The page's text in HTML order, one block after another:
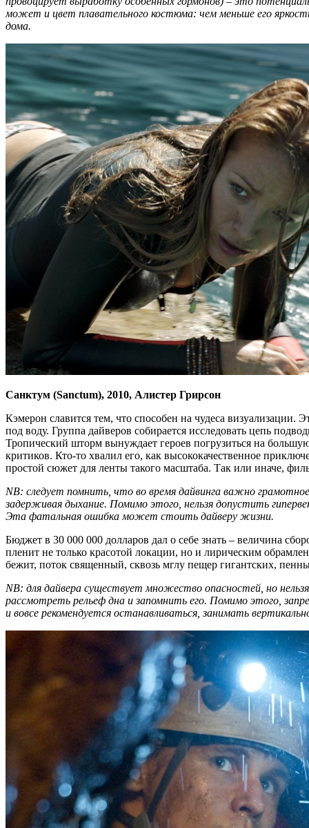
может и цвет плавательного костюма: чем меньше его
дома.
Санктум (Sanctum), 2010, Алистер Грирсон
Кэмерон славится тем, что способен на чудеса визуализации.
под воду. Группа дайверов собирается исследовать цепь
Тропический шторм вынуждает героев погрузиться на
критиков. Кто-то хвалил его, как высококачественное
простой сюжет для ленты такого масштаба. Так или иначе,
NB: следует помнить, что во время дайвинга важно
задерживая дыхание. Помимо этого, нельзя допустить
Эта фатальная ошибка может стоить дайверу жизни.
Бюджет в 30 000 000 долларов дал о себе знать – величина
пленит не только красотой локации, но и лирическим
бежит, поток священный, сквозь мглу пещер гигантских,
NB: для дайвера существует множество опасностей, но
рассмотреть рельеф дна и запомнить его. Помимо этого,
и вовсе рекомендуется останавливаться, занимать